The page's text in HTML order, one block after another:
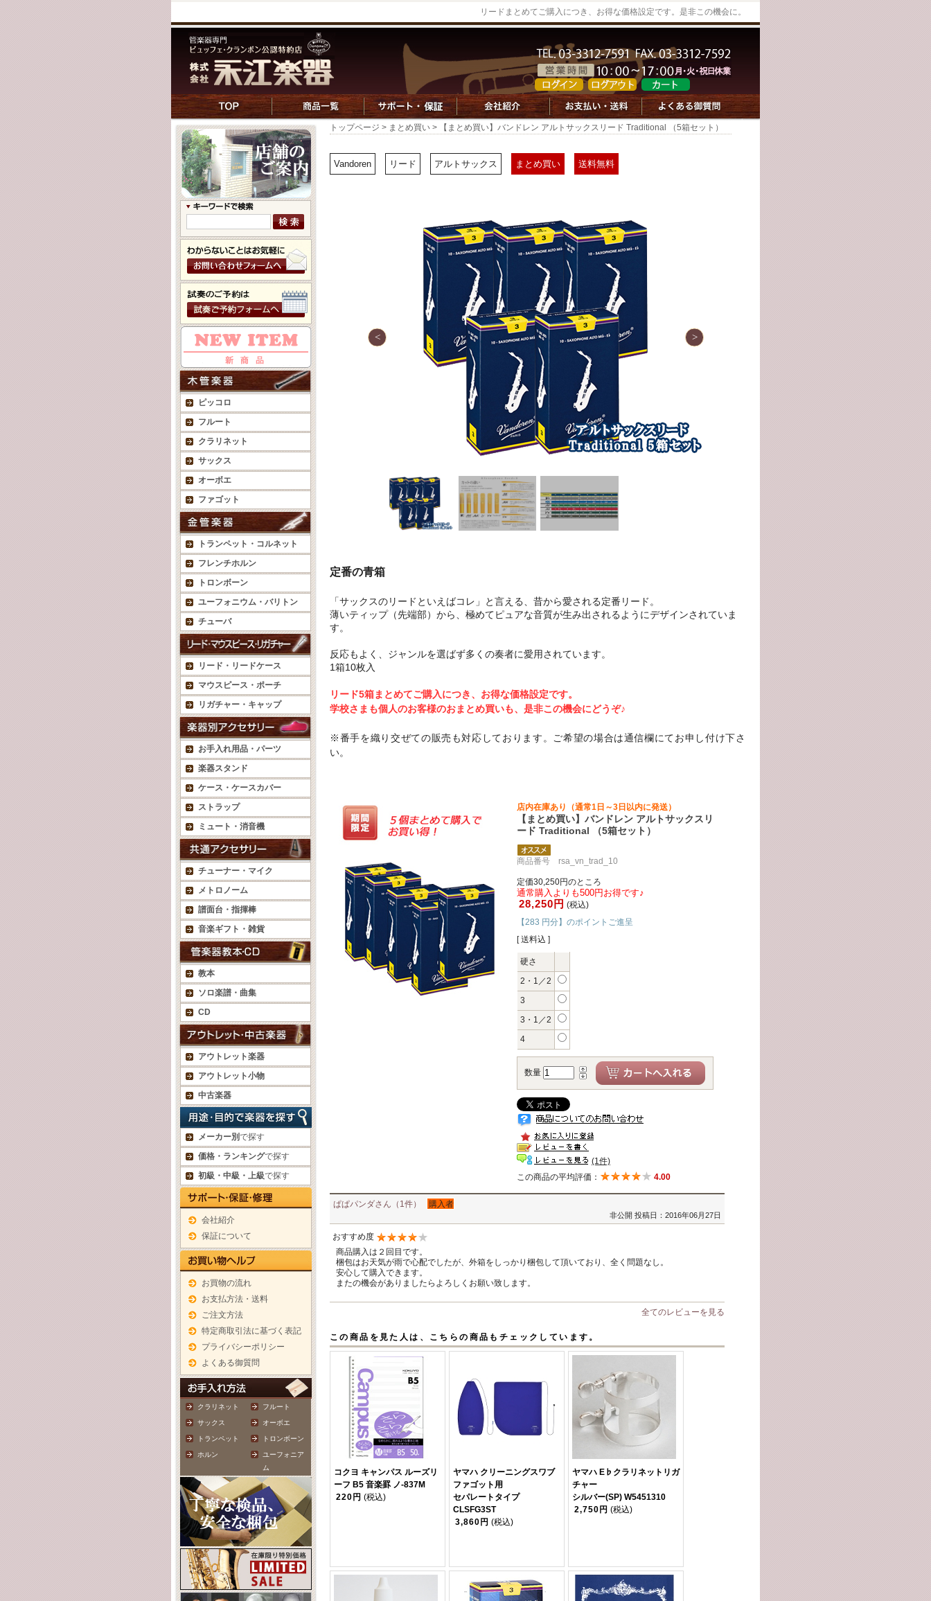
リードまとめてご購入につき、お得な価格設定です。是非この機会に。
ピッコロ
フルート
クラリネット
サックス
オーボエ
ファゴット
トランペット・コルネット
フレンチホルン
トロンボーン
ユーフォニウム・バリトン
チューバ
リード・リードケース
マウスピース・ポーチ
リガチャー・キャップ
お手入れ用品・パーツ
楽器スタンド
ケース・ケースカバー
ストラップ
ミュート・消音機
チューナー・マイク
メトロノーム
譜面台・指揮棒
音楽ギフト・雑貨
教本
ソロ楽譜・曲集
CD
アウトレット楽器
アウトレット小物
中古楽器
メーカー別で探す
価格・ランキングで探す
初級・中級・上級で探す
会社紹介
保証について
お買物の流れ
お支払方法・送料
ご注文方法
特定商取引法に基づく表記
プライバシーポリシー
よくある御質問
クラリネット フルート
サックス オーボエ
トランペット トロンボーン
ホルン
ユーフォニア
ム
トップページ > まとめ買い > 【まとめ買い】バンドレン アルトサックスリード Traditional （5箱セット）
Vandoren リード アルトサックス まとめ買い 送料無料
定番の青箱
「サックスのリードといえばコレ」と言える、昔から愛される定番リード。
薄いティップ（先端部）から、極めてピュアな音質が生み出されるようにデザインされていま
す。
反応もよく、ジャンルを選ばず多くの奏者に愛用されています。
1箱10枚入
リード5箱まとめてご購入につき、お得な価格設定です。
学校さまも個人のお客様のおまとめ買いも、是非この機会にどうぞ♪
※番手を織り交ぜての販売も対応しております。ご希望の場合は通信欄にてお申し付け下さ
い。
店内在庫あり（通常1日～3日以内に発送）
【まとめ買い】バンドレン アルトサックスリ
ード Traditional （5箱セット）
商品番号 rsa_vn_trad_10
定価30,250円のところ
通常購入よりも500円お得です♪
28,250円 (税込)
【283 円分】のポイントご進呈
[ 送料込 ]
硬さ
2・1／2
3
3・1／2
4
数量
(1件)
この商品の平均評価：
4.00
ぱぱパンダさん（1件） 購入者
非公開 投稿日：2016年06月27日
おすすめ度
商品購入は２回目です。
梱包はお天気が雨で心配でしたが、外箱をしっかり梱包して頂いており、全く問題なし。
安心して購入できます。
またの機会がありましたらよろしくお願い致します。
全てのレビューを見る
この商品を見た人は、こちらの商品もチェックしています。
コクヨ キャンパス ルーズリ
ーフ B5 音楽罫 ノ-837M
220円 (税込)
ヤマハ クリーニングスワブ
ファゴット用
セパレートタイプ
CLSFG3ST
3,860円 (税込)
ヤマハ E♭クラリネットリガ
チャー
シルバー(SP) W5451310
2,750円 (税込)